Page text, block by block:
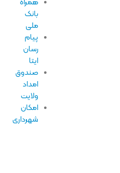
پیام
رسان
صندوق
امداد
ولایت
امکان
شهرداری